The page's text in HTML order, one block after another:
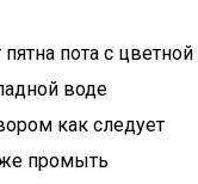
пота с цветной
воде
как следует
же промыть